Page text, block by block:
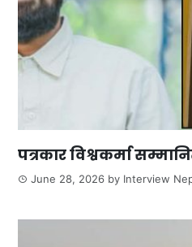
पत्रकार विश्वकर्मा
June 28, 2026 by Interview